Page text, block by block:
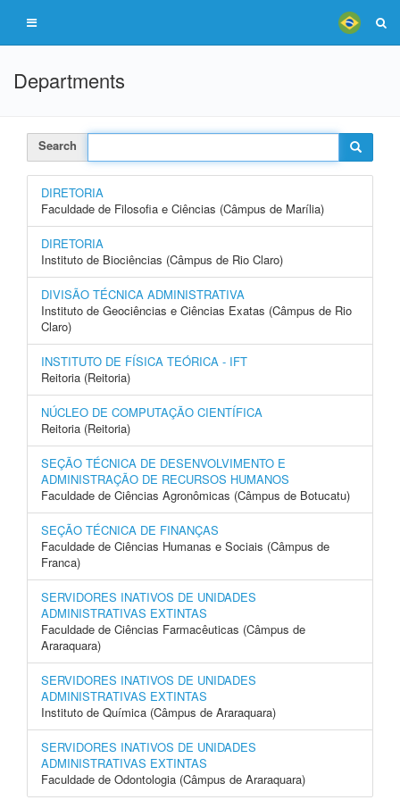
Departments
Search
DIRETORIA
Faculdade de Filosofia e Ciências (Câmpus de Marília)
DIRETORIA
Instituto de Biociências (Câmpus de Rio Claro)
DIVISÃO TÉCNICA ADMINISTRATIVA
Instituto de Geociências e Ciências Exatas (Câmpus de Rio
Claro)
INSTITUTO DE FÍSICA TEÓRICA - IFT
Reitoria (Reitoria)
NÚCLEO DE COMPUTAÇÃO CIENTÍFICA
Reitoria (Reitoria)
SEÇÃO TÉCNICA DE DESENVOLVIMENTO E
ADMINISTRAÇÃO DE RECURSOS HUMANOS
Faculdade de Ciências Agronômicas (Câmpus de Botucatu)
SEÇÃO TÉCNICA DE FINANÇAS
Faculdade de Ciências Humanas e Sociais (Câmpus de
Franca)
SERVIDORES INATIVOS DE UNIDADES
ADMINISTRATIVAS EXTINTAS
Faculdade de Ciências Farmacêuticas (Câmpus de
Araraquara)
SERVIDORES INATIVOS DE UNIDADES
ADMINISTRATIVAS EXTINTAS
Instituto de Química (Câmpus de Araraquara)
SERVIDORES INATIVOS DE UNIDADES
ADMINISTRATIVAS EXTINTAS
Faculdade de Odontologia (Câmpus de Araraquara)